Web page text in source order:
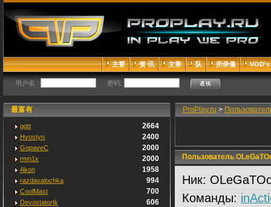
主要 资 讯 文章 队 所录像 VOD's
用户名 : 密码:
最富有
ggtt 2664
Hvostyn 2400
GopaveC 2000
rmn1x 2000
Akon 1958
razdavalochka 994
CoolMast 700
Devostatortk 606
ProPlay.ru >
Пользователь
Ник:
Команды: